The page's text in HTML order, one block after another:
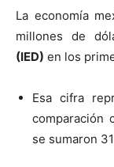
La economía
millones de
(IED) en los
Esa cifra
comparación
se sumaron